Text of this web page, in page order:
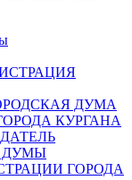
ДУМА
КУРГАНА
ДУМЫ
ГОРОДА